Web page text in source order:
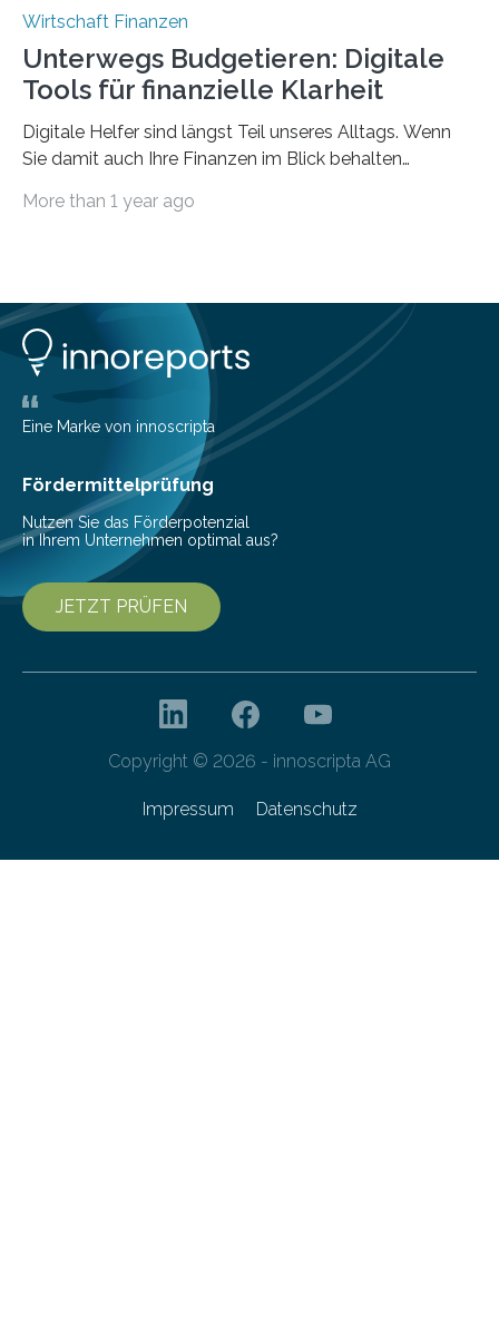
Wirtschaft Finanzen
Unterwegs Budgetieren: Digitale
Tools für finanzielle Klarheit
Digitale Helfer sind längst Teil unseres Alltags. Wenn
Sie damit auch Ihre Finanzen im Blick behalten
die genau das ermöglichen: Sie helfen Ihnen, Ausgaben
Lösungen interessieren. 1. Multibanking-Tools: Alle
Konten auf einen Blick Viele Banken bieten bereits in
ihrem Online-Banking eine Multibanking-Funktion an,
mit der sich Konten bei anderen Banken…
More than 1 year ago
Eine Marke von innoscripta
Fördermittelprüfung
Nutzen Sie das Förderpotenzial
in Ihrem Unternehmen optimal aus?
JETZT PRÜFEN
Copyright © 2026 - innoscripta AG
Impressum Datenschutz